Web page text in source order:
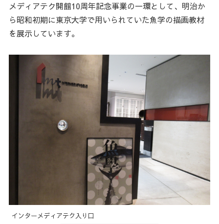
メディアテク開館10周年記念事業の一環として、明治か
ら昭和初期に東京大学で用いられていた魚学の描画教材
を展示しています。
インターメディアテク入り口